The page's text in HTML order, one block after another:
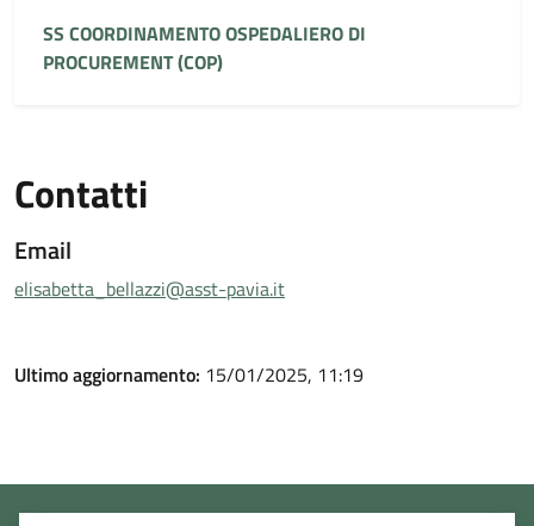
SS COORDINAMENTO OSPEDALIERO DI
PROCUREMENT (COP)
Contatti
Email
elisabetta_bellazzi@asst-pavia.it
Ultimo aggiornamento: 15/01/2025, 11:19